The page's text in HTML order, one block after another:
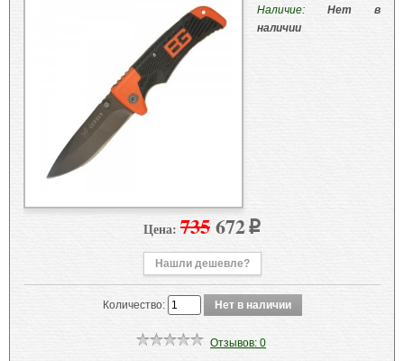
Наличие: Нет в
наличии
Цена: 735672 p
Нашли дешевле?
Количество:
Отзывов: 0